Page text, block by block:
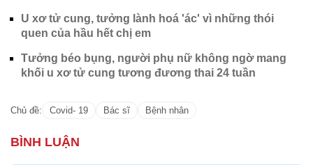
U xơ tử cung, tưởng lành hoá 'ác' vì những thói
quen của hầu hết chị em
Tưởng béo bụng, người phụ nữ không ngờ mang
khối u xơ tử cung tương đương thai 24 tuần
Chủ đề: Covid- 19 Bác sĩ Bệnh nhân